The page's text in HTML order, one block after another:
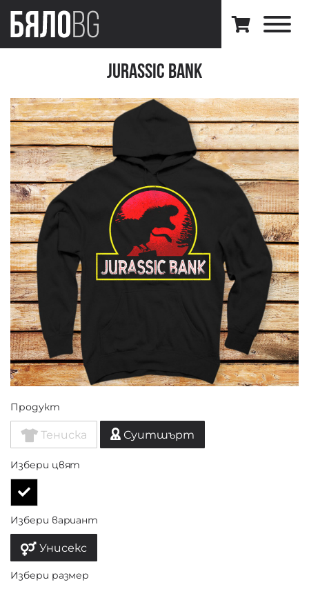
Jurassic Bank
Продукт
Тениска Суитшърт
Избери цвят
Избери вариант
Унисекс
Избери размер